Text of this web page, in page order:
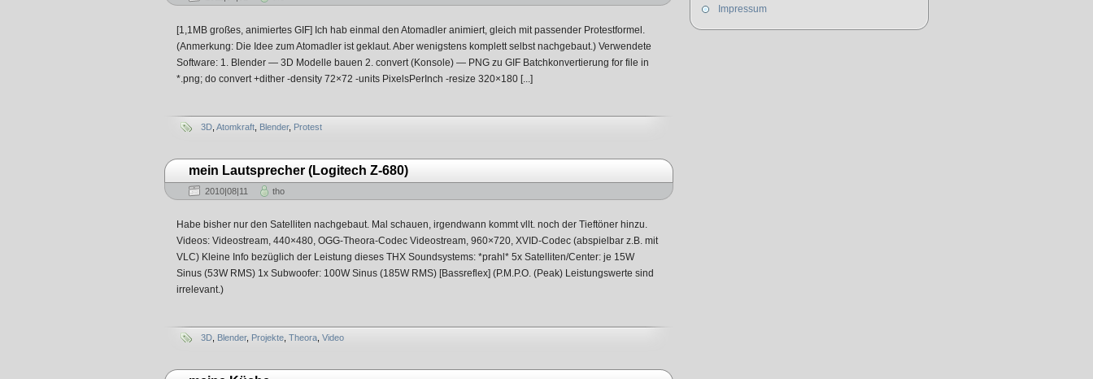
[1,1MB großes, animiertes GIF] Ich hab einmal den Atomadler animiert, gleich mit passender Protestformel.
(Anmerkung: Die Idee zum Atomadler ist geklaut. Aber wenigstens komplett selbst nachgebaut.) Verwendete
Software: 1. Blender — 3D Modelle bauen 2. convert (Konsole) — PNG zu GIF Batchkonvertierung for file in
*.png; do convert +dither -density 72×72 -units PixelsPerInch -resize 320×180 [...]
3D Atomkraft Blender, Protest
mein Lautsprecher (Logitech Z-680)
2010|08|11 tho
Habe bisher nur den Satelliten nachgebaut. Mal schauen, irgendwann kommt vllt. noch der Tieftöner hinzu.
Videos: Videostream, 440×480, OGG-Theora-Codec Videostream, 960×720, XVID-Codec (abspielbar z.B. mit
VLC) Kleine Info bezüglich der Leistung dieses THX Soundsystems: *prahl* 5x Satelliten/Center: je 15W
Sinus (53W RMS) 1x Subwoofer: 100W Sinus (185W RMS) [Bassreflex] (P.M.P.O. (Peak) Leistungswerte sind
irrelevant.)
3D Blender, Projekte Theora Video
Impressum